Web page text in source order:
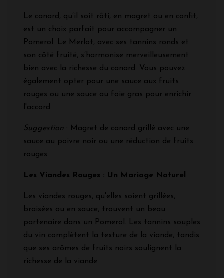
Le canard, qu’il soit rôti, en magret ou en confit,
est un choix parfait pour accompagner un
Pomerol. Le Merlot, avec ses tannins ronds et
son côté fruité, s’harmonise merveilleusement
bien avec la richesse du canard. Vous pouvez
également opter pour une sauce aux fruits
rouges ou une sauce au foie gras pour enrichir
l'accord.
Suggestion : Magret de canard grillé avec une
sauce au poivre noir ou une réduction de fruits
rouges.
Les Viandes Rouges : Un Mariage Naturel
Les viandes rouges, qu'elles soient grillées,
braisées ou en sauce, trouvent un beau
partenaire dans un Pomerol. Les tannins souples
du vin complètent la texture de la viande, tandis
que ses arômes de fruits noirs soulignent la
richesse de la viande.